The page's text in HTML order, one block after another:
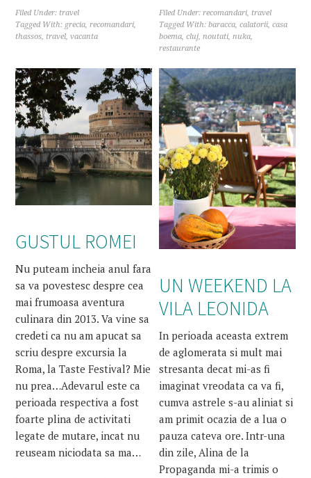
Filed Under: travel
Tagged With: grecia,recomandari,
thassos, travel,vacanta
Filed Under:recomandari, travel
Tagged With:baracca,calatorii,casa
boema,cluj,noutati,nuka,
restaurante
GUSTUL ROMEI
Nu puteam incheia anul fara
sa va povestesc despre cea
mai frumoasa aventura
culinara din 2013. Va vine sa
credeti ca nu am apucat sa
scriu despre excursia la
Roma, la Taste Festival? Mie
nu prea…Adevarul este ca
perioada respectiva a fost
foarte plina de activitati
legate de mutare, incat nu
reuseam niciodata sa ma…
UN WEEKEND LA
VILA LEONIDA
In perioada aceasta extrem
de aglomerata si mult mai
stresanta decat mi-as fi
imaginat vreodata ca va fi,
cumva astrele s-au aliniat si
am primit ocazia de a lua o
pauza cateva ore. Intr-una
din zile, Alina de la
Propaganda mi-a trimis o